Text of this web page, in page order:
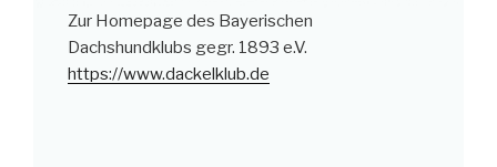
Zur Homepage des Bayerischen
Dachshundklubs gegr. 1893 e.V.
https://www.dackelklub.de